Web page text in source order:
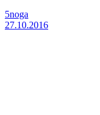
5noga
27.10.2016